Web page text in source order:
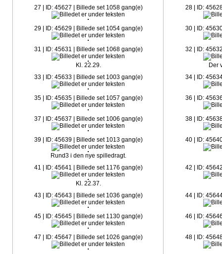
27 | ID: 45627 | Billede set 1058 gang(e) 28 | ID:
29 | ID: 45629 | Billede set 1054 gang(e) 30 | ID:
31 | ID: 45631 | Billede set 1068 gang(e)
Kl. 22.29.
32 | ID:
Der
33 | ID: 45633 | Billede set 1003 gang(e)
34 | ID:
35 | ID: 45635 | Billede set 1057 gang(e) 36 | ID:
37 | ID: 45637 | Billede set 1006 gang(e) 38 | ID:
39 | ID: 45639 | Billede set 1013 gang(e)
Rund3 i den nye spilledragt.
40 | ID:
41 | ID: 45641 | Billede set 1176 gang(e)
Kl. 22.37.
42 | ID:
43 | ID: 45643 | Billede set 1036 gang(e) 44 | ID:
45 | ID: 45645 | Billede set 1130 gang(e) 46 | ID:
47 | ID: 45647 | Billede set 1026 gang(e) 48 | ID: